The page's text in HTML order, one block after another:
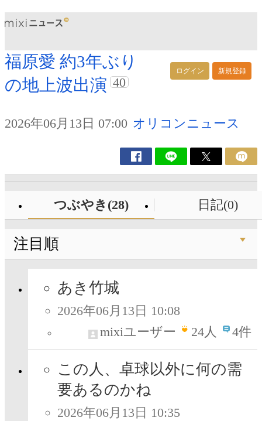
ログイン 新規登録
福原愛 約3年ぶり
の地上波出演 40
2026年06月13日 07:00 オリコンニュース
つぶやき(28) 日記(0)
注目順
あき竹城
2026年06月13日 10:08
mixiユーザー
24人 4件
この人、卓球以外に何の需
要あるのかね
2026年06月13日 10:35